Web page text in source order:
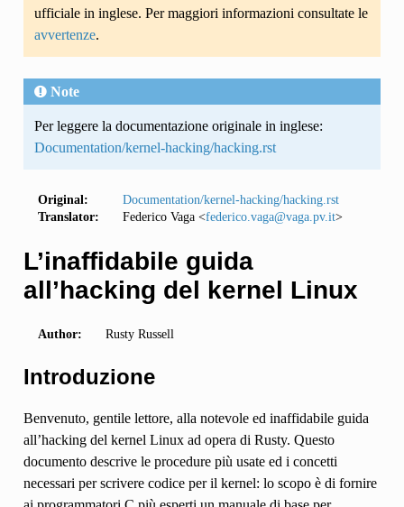
ufficiale in inglese. Per maggiori informazioni consultate le
avvertenze.
Note
Per leggere la documentazione originale in inglese:
Documentation/kernel-hacking/hacking.rst
Original:
Documentation/kernel-hacking/hacking.rst
Translator:
Federico Vaga <federico. vaga@vaga. pv.it>
L’inaffidabile guida
all’hacking del kernel Linux
Author: Rusty Russell
Introduzione
Benvenuto, gentile lettore, alla notevole ed inaffidabile guida
all’hacking del kernel Linux ad opera di Rusty. Questo
documento descrive le procedure più usate ed i concetti
necessari per scrivere codice per il kernel: lo scopo è di fornire